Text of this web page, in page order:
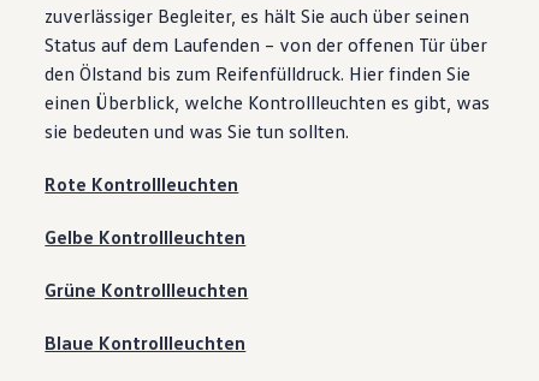
zuverlässiger Begleiter, es hält Sie auch über seinen
Status auf dem Laufenden – von der offenen Tür über
den Ölstand bis zum Reifenfülldruck. Hier finden Sie
einen Überblick, welche Kontrollleuchten es gibt, was
sie bedeuten und was Sie tun sollten.
Rote Kontrollleuchten
Gelbe Kontrollleuchten
Grüne Kontrollleuchten
Blaue Kontrollleuchten